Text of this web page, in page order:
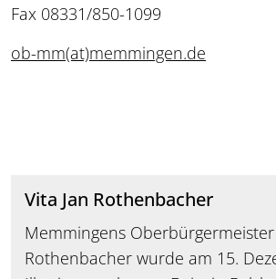
Fax 08331/850-1099
ob-mm(at)memmingen.de
Vita Jan Rothenbacher
Memmingens Oberbürgermeister
Rothenbacher wurde am 15.